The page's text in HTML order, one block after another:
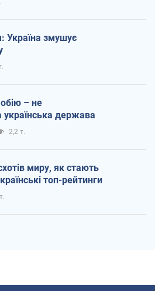
Україна змушує
– не
українська держава
2,2 т.
миру, як стають
топ-рейтинги